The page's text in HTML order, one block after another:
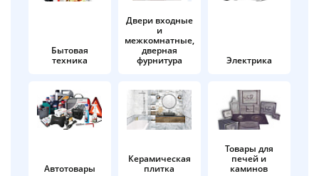
Бытовая
техника
Двери входные
и
межкомнатные,
дверная
фурнитура
Электрика
Автотовары
Керамическая
плитка
Товары для
печей и
каминов
раз в 2
недели
Остались вопросы?
8 800 302-02-51
plait.ru